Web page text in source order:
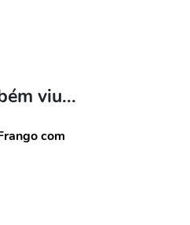
viu...
com